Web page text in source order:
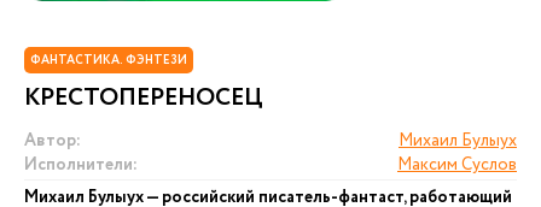
ФАНТАСТИКА. ФЭНТЕЗИ
КРЕСТОПЕРЕНОСЕЦ
Автор:
Михаил Булыух
Исполнители:
Максим Суслов
Михаил Булыух — российский писатель-фантаст, работающий